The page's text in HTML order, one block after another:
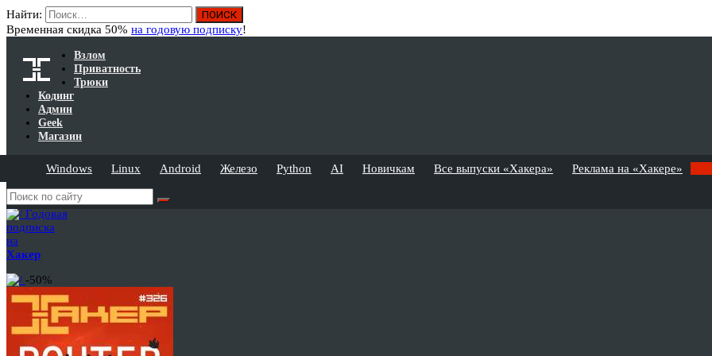
Найти:
Временная скидка 50% на годовую подписку!
Взлом
Приватность
Трюки
Кодинг
Админ
Geek
Магазин
Windows Linux Android Железо Python AI Новичкам Все выпуски «Хакера» Реклама на «Хакере»
Годовая
подписка
на
Хакер
-50%